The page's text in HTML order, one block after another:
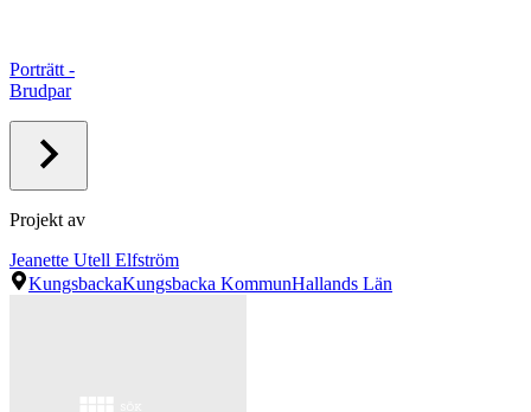
Porträtt -
Brudpar
Projekt av
Jeanette Utell Elfström
KungsbackaKungsbacka KommunHallands Län